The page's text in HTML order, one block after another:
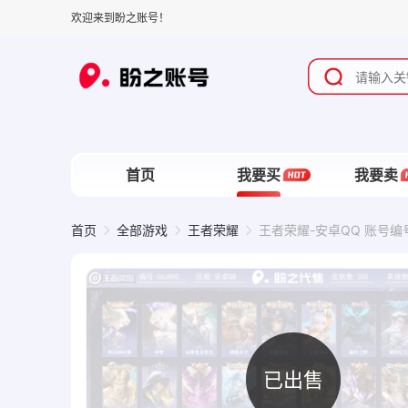
欢迎来到盼之账号！
首页 我要买 我要卖
首页 全部游戏 王者荣耀 王者荣耀-安卓QQ 账号
已出售